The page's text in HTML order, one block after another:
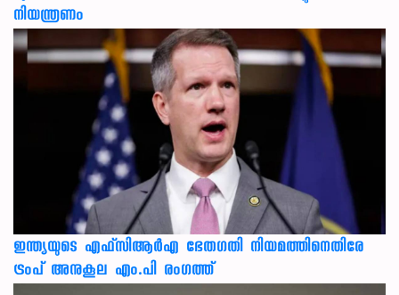
നിയന്ത്രണം
ഇന്ത്യയുടെ എഫ്‌സിആര്‍എ ഭേതഗതി നിയമത്തിനെതിരേ
ട്രംപ് അനുകൂല എം.പി രംഗത്ത്